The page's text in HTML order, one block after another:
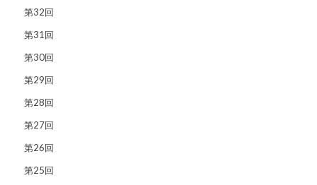
第32回
第31回
第30回
第29回
第28回
第27回
第26回
第25回